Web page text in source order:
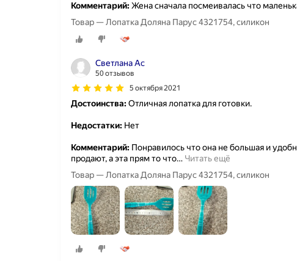
Комментарий:Жена сначала посмеивалась что
Товар — Лопатка Доляна Парус 4321754, силикон
Светлана Ас
50 отзывов
5 октября 2021
Достоинства:Отличная лопатка для готовки.
Недостатки: Нет
Комментарий: Понравилось что она не большая и
продают, а эта прям то что… Читать ещё
Товар — Лопатка Доляна Парус 4321754, силикон